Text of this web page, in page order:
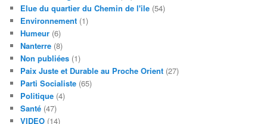
Elue du quartier du Chemin de l'ile (54)
Environnement (1)
Humeur (6)
Nanterre (8)
Non publiées (1)
Paix Juste et Durable au Proche Orient (27)
Parti Socialiste (65)
Politique (4)
Santé (47)
VIDEO (14)